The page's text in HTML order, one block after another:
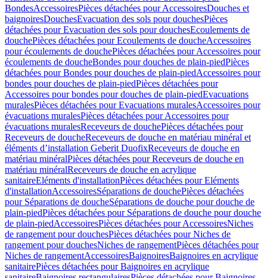
BondesAccessoiresPièces détachées pour AccessoiresDouches et
baignoiresDouchesEvacuation des sols pour douchesPièces
détachées pour Evacuation des sols pour douchesEcoulements de
douchePièces détachées pour Ecoulements de doucheAccessoires
pour écoulements de douchePièces détachées pour Accessoires pour
écoulements de doucheBondes pour douches de plain-piedPièces
détachées pour Bondes pour douches de plain-piedAccessoires pour
bondes pour douches de plain-piedPièces détachées pour
Accessoires pour bondes pour douches de plain-piedEvacuations
muralesPièces détachées pour Evacuations muralesAccessoires pour
évacuations muralesPièces détachées pour Accessoires pour
évacuations muralesReceveurs de douchePièces détachées pour
Receveurs de doucheReceveurs de douche en matériau minéral et
éléments d’installation Geberit DuofixReceveurs de douche en
matériau minéralPièces détachées pour Receveurs de douche en
matériau minéralReceveurs de douche en acrylique
sanitaireEléments d'installationPièces détachées pour Eléments
d'installationAccessoiresSéparations de douchePièces détachées
pour Séparations de doucheSéparations de douche pour douche de
plain-piedPièces détachées pour Séparations de douche pour douche
de plain-piedAccessoiresPièces détachées pour AccessoiresNiches
de rangement pour douchesPièces détachées pour Niches de
rangement pour douchesNiches de rangementPièces détachées pour
Niches de rangementAccessoiresBaignoiresBaignoires en acrylique
sanitairePièces détachées pour Baignoires en acrylique